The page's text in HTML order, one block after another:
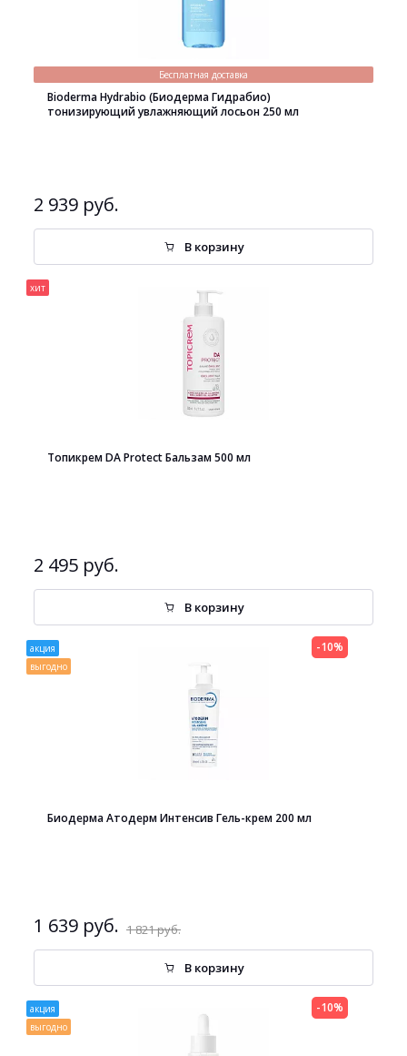
Бесплатная доставка
Bioderma Hydrabio (Биодерма Гидрабио)
тонизирующий увлажняющий лосьон 250 мл
2 939 руб.
В корзину
хит
Топикрем DA Protect Бальзам 500 мл
2 495 руб.
В корзину
акция
выгодно
Биодерма Атодерм Интенсив Гель-крем 200 мл
1 639 руб. 1 821 руб.
-10%
В корзину
акция
выгодно
-10%